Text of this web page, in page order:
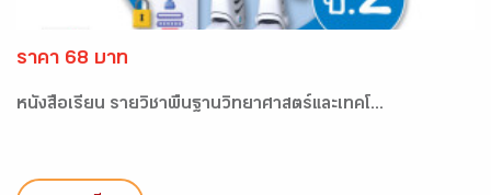
ราคา 68 บาท
หนังสือเรียน รายวิชาพื้นฐานวิทยาศาสตร์และเทคโ...